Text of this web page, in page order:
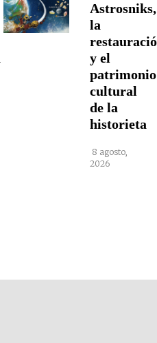
Astrosniks,
la
y el
patrimonio
cultural
de la
historieta
8 agosto,
2026